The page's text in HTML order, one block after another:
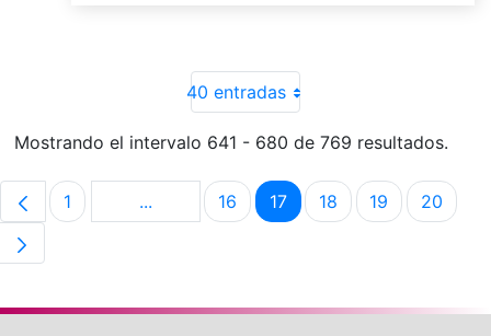
40 entradas
Mostrando el intervalo 641 - 680 de 769 resultados.
Página
1 ...Páginas intermedias Use TAB para
Página
16 Página
17 Página
18 Página
19 Página
20